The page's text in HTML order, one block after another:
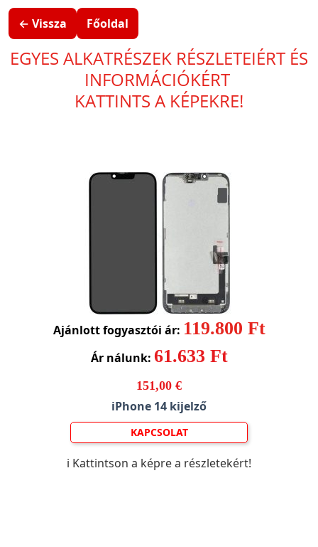
← Vissza Főoldal
EGYES ALKATRÉSZEK RÉSZLETEIÉRT ÉS
INFORMÁCIÓKÉRT
KATTINTS A KÉPEKRE!
Ajánlott fogyasztói ár: 119.800 Ft
Ár nálunk: 61.633 Ft
151,00 €
iPhone 14 kijelző
KAPCSOLAT
ℹ️ Kattintson a képre a részletekért!